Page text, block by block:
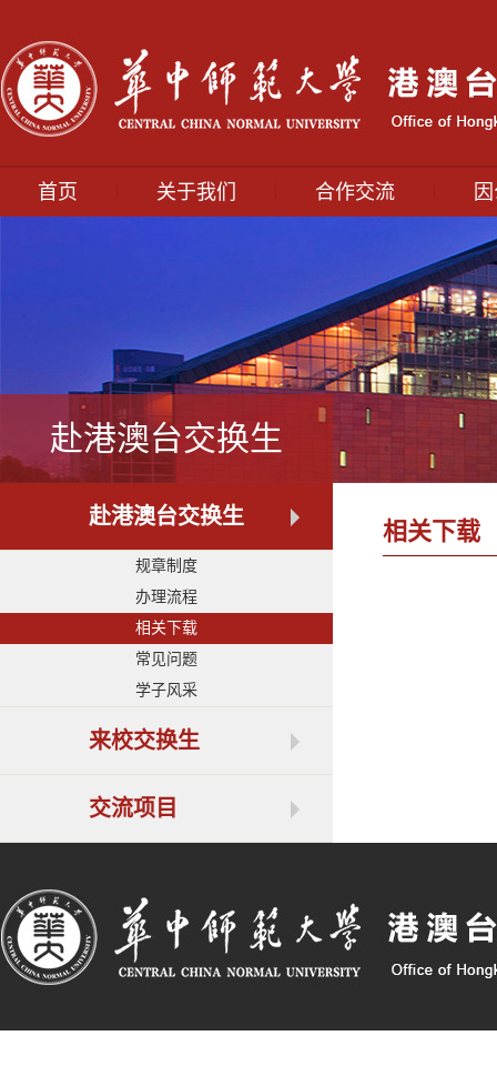
首页 关于我们 合作交流
赴港澳台交换生
赴港澳台交换生
规章制度
办理流程
相关下载
常见问题
学子风采
来校交换生
交流项目
相关下载